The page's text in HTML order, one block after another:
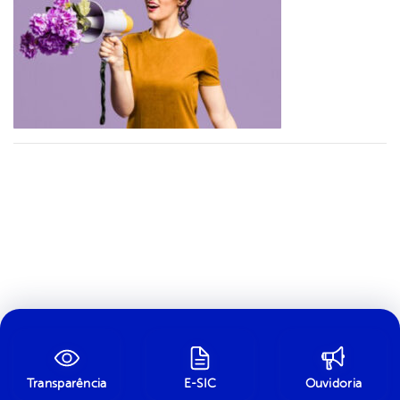
Transparência E-SIC Ouvidoria